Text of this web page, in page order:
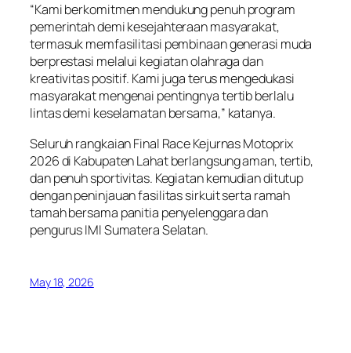
“Kami berkomitmen mendukung penuh program
pemerintah demi kesejahteraan masyarakat,
termasuk memfasilitasi pembinaan generasi muda
berprestasi melalui kegiatan olahraga dan
kreativitas positif. Kami juga terus mengedukasi
masyarakat mengenai pentingnya tertib berlalu
lintas demi keselamatan bersama,” katanya.
Seluruh rangkaian Final Race Kejurnas Motoprix
2026 di Kabupaten Lahat berlangsung aman, tertib,
dan penuh sportivitas. Kegiatan kemudian ditutup
dengan peninjauan fasilitas sirkuit serta ramah
tamah bersama panitia penyelenggara dan
pengurus IMI Sumatera Selatan.
May 18, 2026